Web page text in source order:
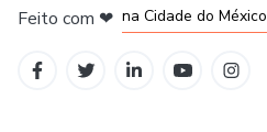
Feito com ❤ na Cidade do México